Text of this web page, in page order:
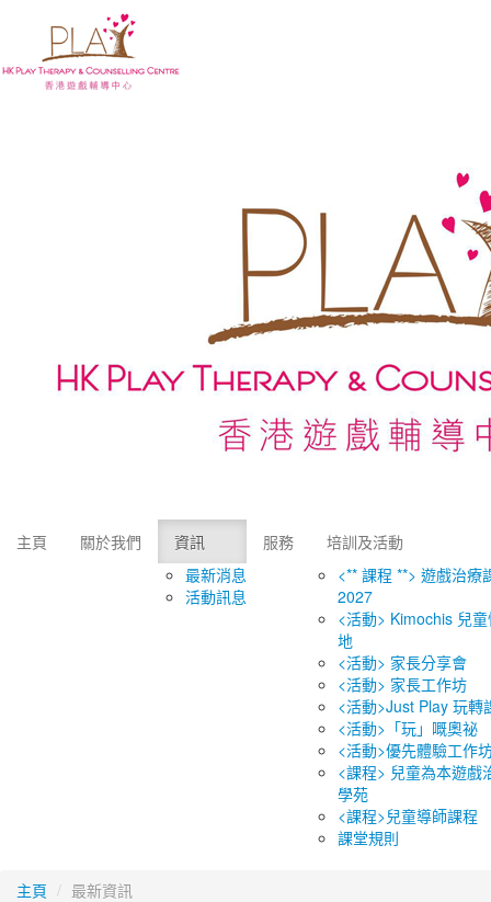
主頁 關於我們
資訊
最新消息
活動訊息
服務
培訓及活動
<** 課程 **> 遊戲治療
2027
<活動> Kimochis 兒
地
<活動> 家長分享會
<活動> 家長工作坊
<活動>Just Play 玩轉
<活動>「玩」嘅奧祕
<活動>優先體驗工作
<課程> 兒童為本遊戲
學苑
<課程>兒童導師課程
課堂規則
主頁 / 最新資訊